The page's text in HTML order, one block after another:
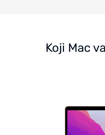
Koji Mac